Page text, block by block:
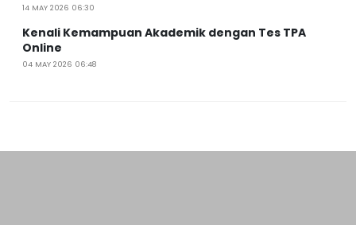
14 MAY 2026 06:30
Kenali Kemampuan Akademik dengan Tes TPA
Online
04 MAY 2026 06:48